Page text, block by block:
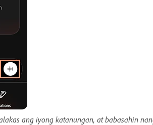
ang iyong katanungan, at babasahin